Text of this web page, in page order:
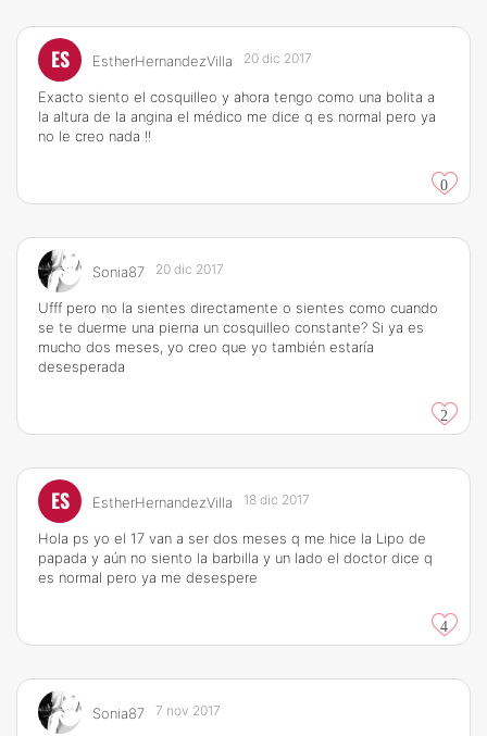
ES EstherHernandezVilla 20 dic 2017
Exacto siento el cosquilleo y ahora tengo como una bolita a
la altura de la angina el médico me dice q es normal pero ya
no le creo nada !!
0
Sonia87 20 dic 2017
Ufff pero no la sientes directamente o sientes como cuando
se te duerme una pierna un cosquilleo constante? Si ya es
mucho dos meses, yo creo que yo también estaría
desesperada
2
ES EstherHernandezVilla 18 dic 2017
Hola ps yo el 17 van a ser dos meses q me hice la Lipo de
papada y aún no siento la barbilla y un lado el doctor dice q
es normal pero ya me desespere
4
Sonia87 7 nov 2017